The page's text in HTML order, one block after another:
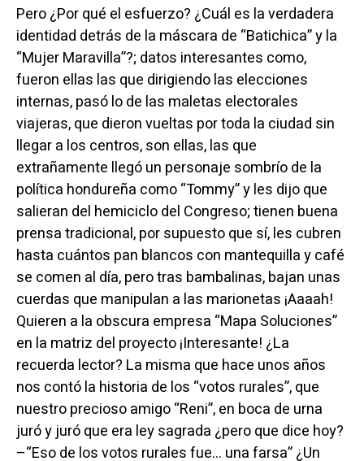
Pero ¿Por qué el esfuerzo? ¿Cuál es la verdadera
identidad detrás de la máscara de “Batichica” y la
“Mujer Maravilla”?; datos interesantes como,
fueron ellas las que dirigiendo las elecciones
internas, pasó lo de las maletas electorales
viajeras, que dieron vueltas por toda la ciudad sin
llegar a los centros, son ellas, las que
extrañamente llegó un personaje sombrío de la
política hondureña como “Tommy” y les dijo que
salieran del hemiciclo del Congreso; tienen buena
prensa tradicional, por supuesto que sí, les cubren
hasta cuántos pan blancos con mantequilla y café
se comen al día, pero tras bambalinas, bajan unas
cuerdas que manipulan a las marionetas ¡Aaaah!
Quieren a la obscura empresa “Mapa Soluciones”
en la matriz del proyecto ¡Interesante! ¿La
recuerda lector? La misma que hace unos años
nos contó la historia de los “votos rurales”, que
nuestro precioso amigo “Reni”, en boca de urna
juró y juró que era ley sagrada ¿pero que dice hoy?
–“Eso de los votos rurales fue… una farsa” ¿Un